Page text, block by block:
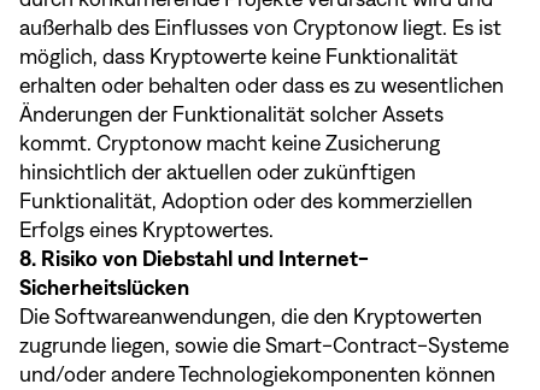
außerhalb des Einflusses von Cryptonow liegt. Es ist
möglich, dass Kryptowerte keine Funktionalität
erhalten oder behalten oder dass es zu wesentlichen
Änderungen der Funktionalität solcher Assets
kommt. Cryptonow macht keine Zusicherung
hinsichtlich der aktuellen oder zukünftigen
Funktionalität, Adoption oder des kommerziellen
Erfolgs eines Kryptowertes.
8. Risiko von Diebstahl und Internet-
Sicherheitslücken
Die Softwareanwendungen, die den Kryptowerten
zugrunde liegen, sowie die Smart-Contract-Systeme
und/oder andere Technologiekomponenten können